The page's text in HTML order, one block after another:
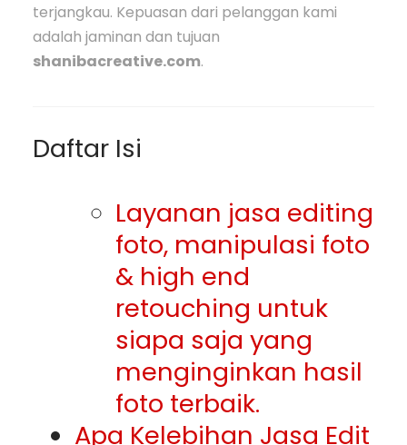
terjangkau. Kepuasan dari pelanggan kami
adalah jaminan dan tujuan
shanibacreative.com.
Daftar Isi
Layanan jasa editing
foto, manipulasi foto
& high end
retouching untuk
siapa saja yang
menginginkan hasil
foto terbaik.
Apa Kelebihan Jasa Edit